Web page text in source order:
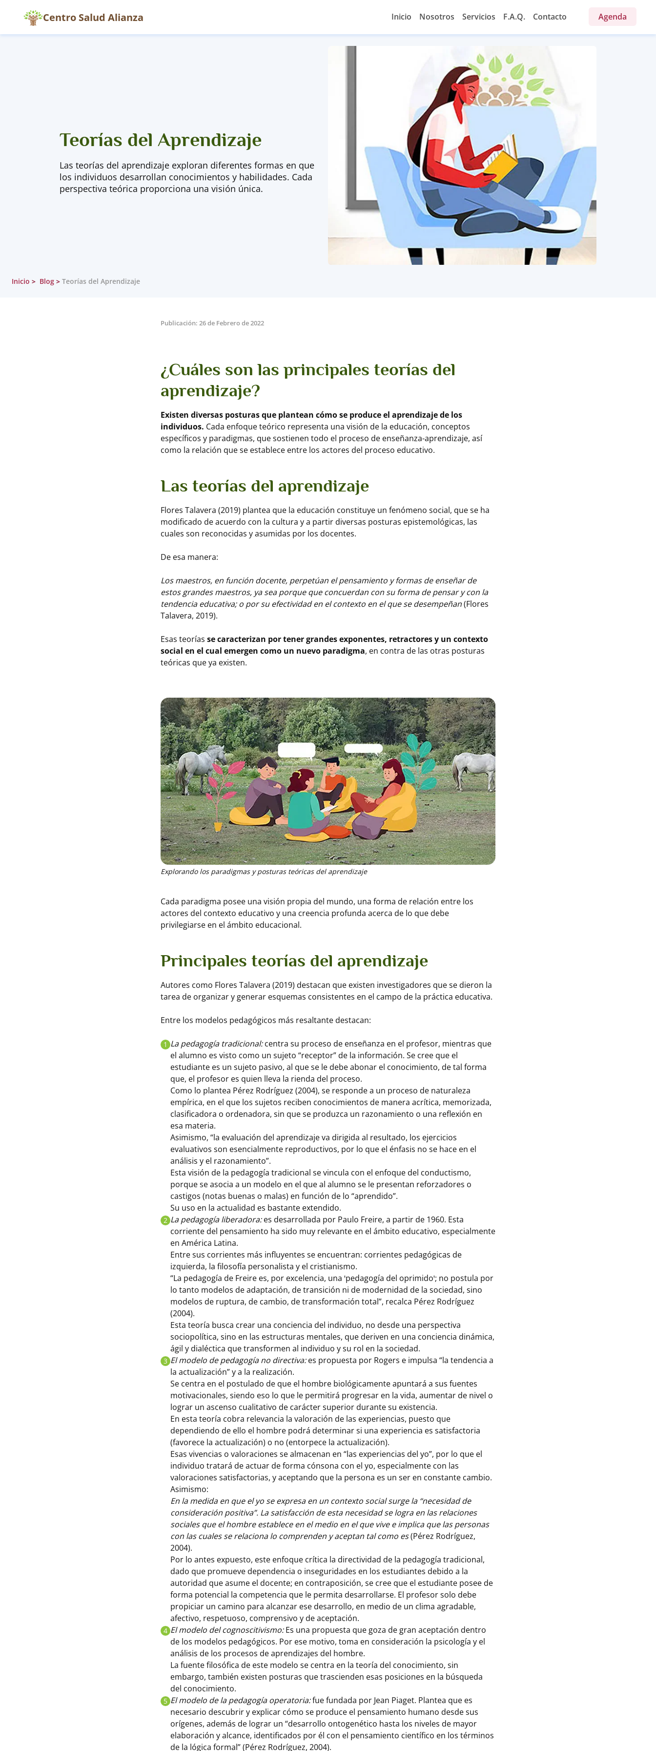
Centro Salud Alianza Inicio Nosotros Servicios F.A.Q. Contacto Agenda
Teorías del Aprendizaje
Las teorías del aprendizaje exploran diferentes formas en que
los individuos desarrollan conocimientos y habilidades. Cada
perspectiva teórica proporciona una visión única.
Inicio Blog Teorías del Aprendizaje
Publicación: 26 de Febrero de 2022
¿Cuáles son las principales teorías del
aprendizaje?
Existen diversas posturas que plantean cómo se produce el aprendizaje de los
individuos. Cada enfoque teórico representa una visión de la educación, conceptos
específicos y paradigmas, que sostienen todo el proceso de enseñanza-aprendizaje, así
como la relación que se establece entre los actores del proceso educativo.
Las teorías del aprendizaje
Flores Talavera (2019) plantea que la educación constituye un fenómeno social, que se ha
modificado de acuerdo con la cultura y a partir diversas posturas epistemológicas, las
cuales son reconocidas y asumidas por los docentes.
De esa manera:
Los maestros, en función docente, perpetúan el pensamiento y formas de enseñar de
estos grandes maestros, ya sea porque que concuerdan con su forma de pensar y con la
tendencia educativa; o por su efectividad en el contexto en el que se desempeñan(Flores
Talavera, 2019).
Esas teorías se caracterizan por tener grandes exponentes, retractores y un contexto
social en el cual emergen como un nuevo paradigma, en contra de las otras posturas
teóricas que ya existen.
Explorando los paradigmas y posturas teóricas del aprendizaje
Cada paradigma posee una visión propia del mundo, una forma de relación entre los
actores del contexto educativo y una creencia profunda acerca de lo que debe
privilegiarse en el ámbito educacional.
Principales teorías del aprendizaje
Autores como Flores Talavera (2019) destacan que existen investigadores que se dieron la
tarea de organizar y generar esquemas consistentes en el campo de la práctica educativa.
Entre los modelos pedagógicos más resaltante destacan:
1 La pedagogía tradicional:centra su proceso de enseñanza en el profesor, mientras que
el alumno es visto como un sujeto “receptor” de la información. Se cree que el
estudiante es un sujeto pasivo, al que se le debe abonar el conocimiento, de tal forma
que, el profesor es quien lleva la rienda del proceso.
Como lo plantea Pérez Rodríguez (2004), se responde a un proceso de naturaleza
empírica, en el que los sujetos reciben conocimientos de manera acrítica, memorizada,
clasificadora o ordenadora, sin que se produzca un razonamiento o una reflexión en
esa materia.
Asimismo, “la evaluación del aprendizaje va dirigida al resultado, los ejercicios
evaluativos son esencialmente reproductivos, por lo que el énfasis no se hace en el
análisis y el razonamiento”.
Esta visión de la pedagogía tradicional se vincula con el enfoque del conductismo,
porque se asocia a un modelo en el que al alumno se le presentan reforzadores o
castigos (notas buenas o malas) en función de lo “aprendido”.
Su uso en la actualidad es bastante extendido.
2 La pedagogía liberadora:es desarrollada por Paulo Freire, a partir de 1960. Esta
corriente del pensamiento ha sido muy relevante en el ámbito educativo, especialmente
en América Latina.
Entre sus corrientes más influyentes se encuentran: corrientes pedagógicas de
izquierda, la filosofía personalista y el cristianismo.
“La pedagogía de Freire es, por excelencia, una ꞌpedagogía del oprimidoꞌ; no postula por
lo tanto modelos de adaptación, de transición ni de modernidad de la sociedad, sino
modelos de ruptura, de cambio, de transformación total”, recalca Pérez Rodríguez
(2004).
Esta teoría busca crear una conciencia del individuo, no desde una perspectiva
sociopolítica, sino en las estructuras mentales, que deriven en una conciencia dinámica,
ágil y dialéctica que transformen al individuo y su rol en la sociedad.
3 El modelo de pedagogía no directiva:es propuesta por Rogers e impulsa “la tendencia a
la actualización” y a la realización.
Se centra en el postulado de que el hombre biológicamente apuntará a sus fuentes
motivacionales, siendo eso lo que le permitirá progresar en la vida, aumentar de nivel o
lograr un ascenso cualitativo de carácter superior durante su existencia.
En esta teoría cobra relevancia la valoración de las experiencias, puesto que
dependiendo de ello el hombre podrá determinar si una experiencia es satisfactoria
(favorece la actualización) o no (entorpece la actualización).
Esas vivencias o valoraciones se almacenan en “las experiencias del yo”, por lo que el
individuo tratará de actuar de forma cónsona con el yo, especialmente con las
valoraciones satisfactorias, y aceptando que la persona es un ser en constante cambio.
Asimismo:
En la medida en que el yo se expresa en un contexto social surge la “necesidad de
consideración positiva”. La satisfacción de esta necesidad se logra en las relaciones
sociales que el hombre establece en el medio en el que vive e implica que las personas
con las cuales se relaciona lo comprenden y aceptan tal como es(Pérez Rodríguez,
2004).
Por lo antes expuesto, este enfoque crítica la directividad de la pedagogía tradicional,
dado que promueve dependencia o inseguridades en los estudiantes debido a la
autoridad que asume el docente; en contraposición, se cree que el estudiante posee de
forma potencial la competencia que le permita desarrollarse. El profesor solo debe
propiciar un camino para alcanzar ese desarrollo, en medio de un clima agradable,
afectivo, respetuoso, comprensivo y de aceptación.
4 El modelo del cognoscitivismo:Es una propuesta que goza de gran aceptación dentro
de los modelos pedagógicos. Por ese motivo, toma en consideración la psicología y el
análisis de los procesos de aprendizajes del hombre.
La fuente filosófica de este modelo se centra en la teoría del conocimiento, sin
embargo, también existen posturas que trascienden esas posiciones en la búsqueda
del conocimiento.
5 El modelo de la pedagogía operatoria:fue fundada por Jean Piaget. Plantea que es
necesario descubrir y explicar cómo se produce el pensamiento humano desde sus
orígenes, además de lograr un “desarrollo ontogenético hasta los niveles de mayor
elaboración y alcance, identificados por él con el pensamiento científico en los términos
de la lógica formal” (Pérez Rodríguez, 2004).